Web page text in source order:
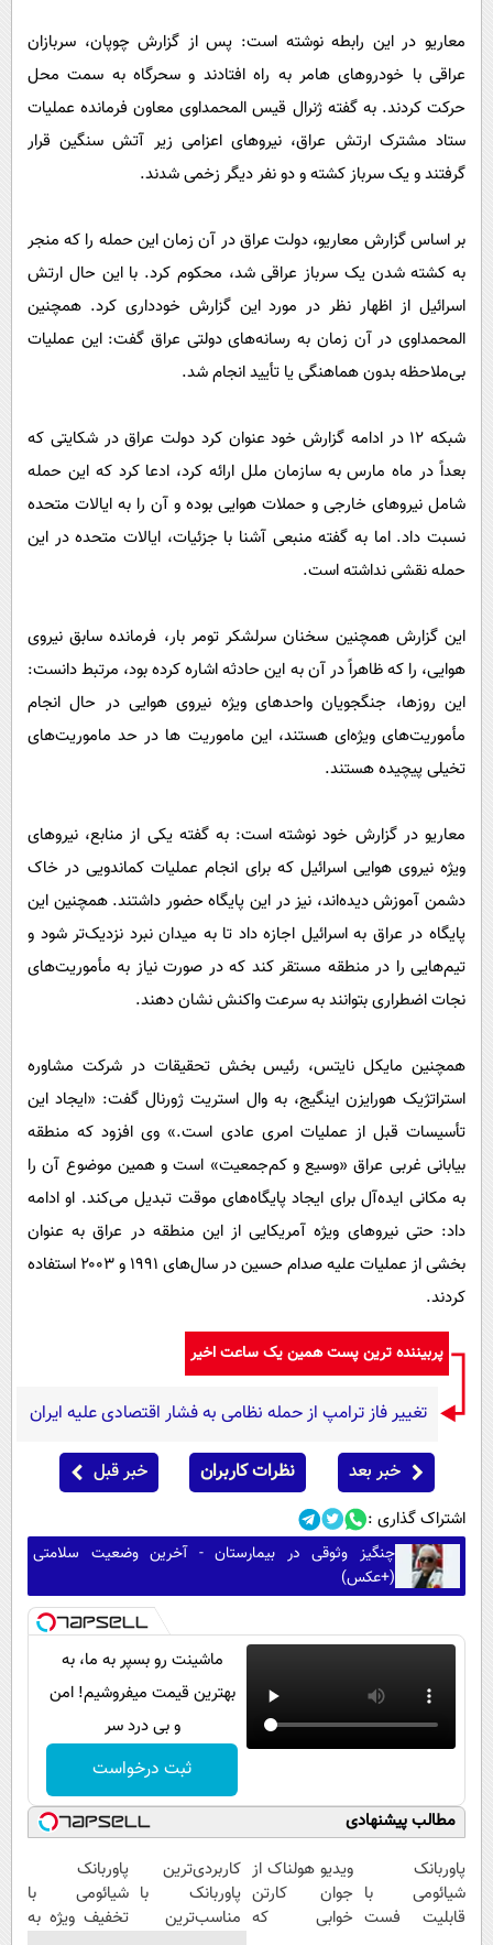
معاریو در این رابطه نوشته است: پس از گزارش چوپان، سربازان
عراقی با خودروهای هامر به راه افتادند و سحرگاه به سمت محل
حرکت کردند. به گفته ژنرال قیس المحمداوی معاون فرمانده عملیات
ستاد مشترک ارتش عراق، نیروهای اعزامی زیر آتش سنگین قرار
گرفتند و یک سرباز کشته و دو نفر دیگر زخمی شدند.
بر اساس گزارش معاریو، دولت عراق در آن زمان این حمله را که منجر
به کشته شدن یک سرباز عراقی شد، محکوم کرد. با این حال ارتش
اسرائیل از اظهار نظر در مورد این گزارش خودداری کرد. همچنین
المحمداوی در آن زمان به رسانه‌های دولتی عراق گفت: این عملیات
بی‌ملاحظه بدون هماهنگی یا تأیید انجام شد.
شبکه ۱۲ در ادامه گزارش خود عنوان کرد دولت عراق در شکایتی که
بعداً در ماه مارس به سازمان ملل ارائه کرد، ادعا کرد که این حمله
شامل نیروهای خارجی و حملات هوایی بوده و آن را به ایالات متحده
نسبت داد. اما به گفته منبعی آشنا با جزئیات، ایالات متحده در این
حمله نقشی نداشته است.
این گزارش همچنین سخنان سرلشکر تومر بار، فرمانده سابق نیروی
هوایی، را که ظاهراً در آن به این حادثه اشاره کرده بود، مرتبط دانست:
این روزها، جنگجویان واحدهای ویژه نیروی هوایی در حال انجام
مأموریت‌های ویژه‌ای هستند، این ماموریت ها در حد ماموریت‌های
تخیلی پیچیده هستند.
معاریو در گزارش خود نوشته است: به گفته یکی از منابع، نیروهای
ویژه نیروی هوایی اسرائیل که برای انجام عملیات کماندویی در خاک
دشمن آموزش دیده‌اند، نیز در این پایگاه حضور داشتند. همچنین این
پایگاه در عراق به اسرائیل اجازه داد تا به میدان نبرد نزدیک‌تر شود و
تیم‌هایی را در منطقه مستقر کند که در صورت نیاز به مأموریت‌های
نجات اضطراری بتوانند به سرعت واکنش نشان دهند.
همچنین مایکل نایتس، رئیس بخش تحقیقات در شرکت مشاوره
استراتژیک هورایزن اینگیج، به وال استریت ژورنال گفت: «ایجاد این
تأسیسات قبل از عملیات امری عادی است.» وی افزود که منطقه
بیابانی غربی عراق «وسیع و کم‌جمعیت» است و همین موضوع آن را
به مکانی ایده‌آل برای ایجاد پایگاه‌های موقت تبدیل می‌کند. او ادامه
داد: حتی نیروهای ویژه آمریکایی از این منطقه در عراق به عنوان
بخشی از عملیات علیه صدام حسین در سال‌های ۱۹۹۱ و ۲۰۰۳ استفاده
کردند.
پربیننده ترین پست همین یک ساعت اخیر
تغییر فاز ترامپ از حمله نظامی به فشار اقتصادی علیه ایران
خبر بعد نظرات کاربران خبر قبل
اشتراک گذاری :
چنگیز وثوقی در بیمارستان - آخرین وضعیت سلامتی
(+عکس)
ماشینت رو بسپر به ما، به
بهترین قیمت میفروشیم! امن
و بی درد سر
ثبت درخواست
مطالب پیشنهادی
پاوربانک
شیائومی با
قابلیت فست
ویدیو هولناک از
جوان کارتن
خوابی که
کاربردی‌ترین
پاوربانک با
مناسب‌ترین
پاوربانک
شیائومی با
تخفیف ویژه به